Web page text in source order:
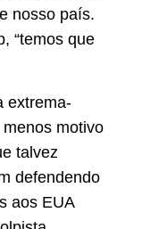
nosso país.
“temos que
extrema-
motivo
talvez
defendendo
aos EUA